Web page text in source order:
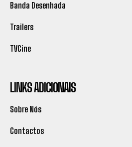
Banda Desenhada
Trailers
TVCine
LINKS ADICIONAIS
Sobre Nós
Contactos